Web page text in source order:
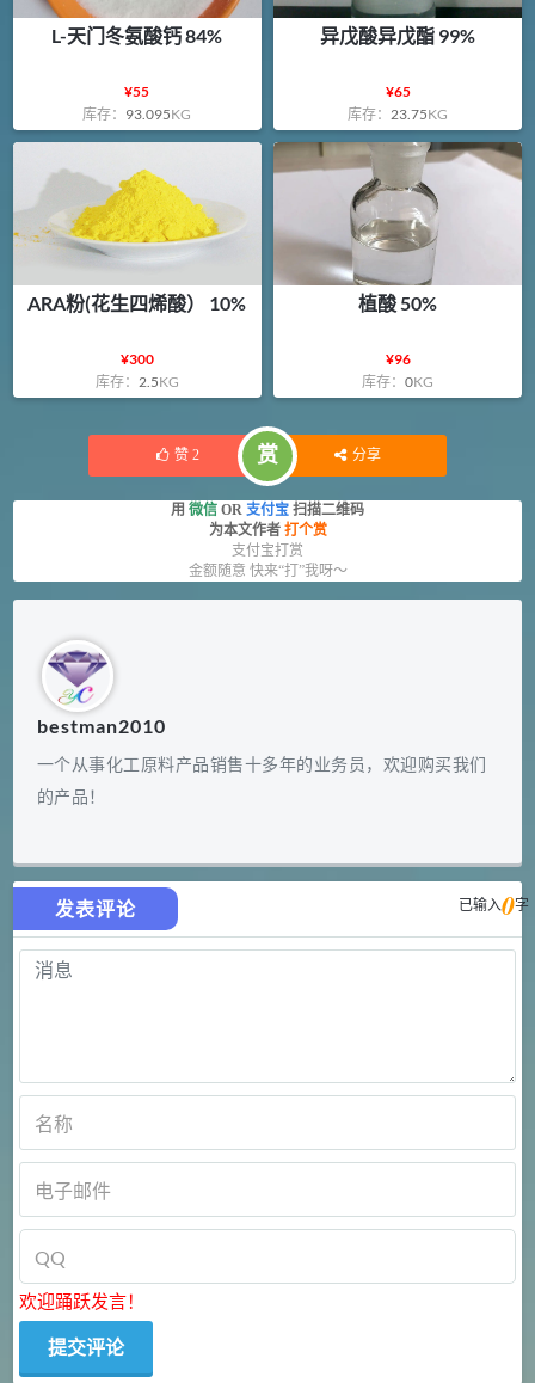
L-天门冬氨酸钙 84%
¥55
库存： 93.095KG
异戊酸异戊酯 99%
¥65
库存： 23.75KG
ARA粉(花生四烯酸） 10%
¥300
库存： 2.5KG
植酸 50%
¥96
库存：0KG
赞 2 赏 分享
用 微信 OR 支付宝 扫描二维码
为本文作者 打个赏
支付宝打赏
金额随意 快来“打”我呀～
bestman2010
一个从事化工原料产品销售十多年的业务员，欢迎购买我们
的产品！
发表评论 已输入0字
欢迎踊跃发言！